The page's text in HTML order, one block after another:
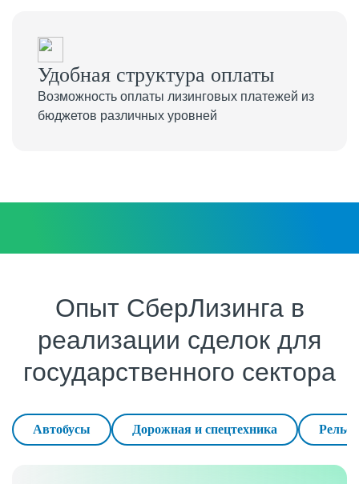
Удобная структура оплаты
Возможность оплаты лизинговых платежей из
бюджетов различных уровней
Опыт СберЛизинга в
реализации сделок для
государственного сектора
Автобусы Дорожная и спецтехника